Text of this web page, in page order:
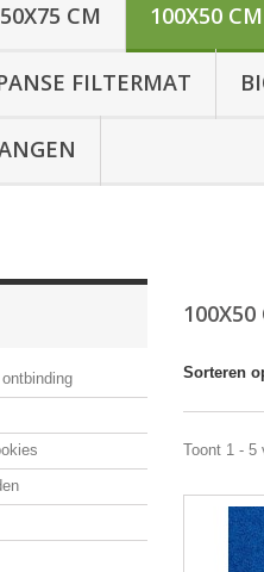
50X75 CM 100X50 CM
FILTERMAT
100X50
Sorteren
Toont 1 - 5